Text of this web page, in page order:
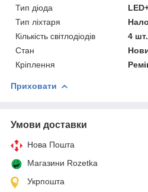
Тип діода
Тип ліхтаря
Кількість світлодіодів
4 шт.
Стан
Кріплення
Приховати
Умови доставки
Нова Пошта
Магазини Rozetka
Укрпошта